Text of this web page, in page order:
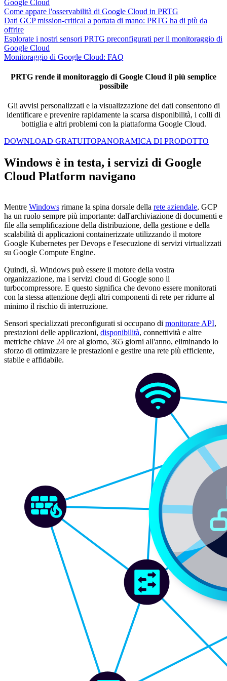
Google Cloud
Come appare l'osservabilità di Google Cloud in PRTG
Dati GCP mission-critical a portata di mano: PRTG ha di più da
offrire
Esplorate i nostri sensori PRTG preconfigurati per il monitoraggio di
Google Cloud
Monitoraggio di Google Cloud: FAQ
PRTG rende il monitoraggio di Google Cloud il più semplice
possibile
Gli avvisi personalizzati e la visualizzazione dei dati consentono di
identificare e prevenire rapidamente la scarsa disponibilità, i colli di
bottiglia e altri problemi con la piattaforma Google Cloud.
DOWNLOAD GRATUITOPANORAMICA DI PRODOTTO
Windows è in testa, i servizi di Google
Cloud Platform navigano
Mentre Windows rimane la spina dorsale della rete aziendale, GCP
ha un ruolo sempre più importante: dall'archiviazione di documenti e
file alla semplificazione della distribuzione, della gestione e della
scalabilità di applicazioni containerizzate utilizzando il motore
Google Kubernetes per Devops e l'esecuzione di servizi virtualizzati
su Google Compute Engine.
Quindi, sì. Windows può essere il motore della vostra
organizzazione, ma i servizi cloud di Google sono il
turbocompressore. E questo significa che devono essere monitorati
con la stessa attenzione degli altri componenti di rete per ridurre al
minimo il rischio di interruzione.
Sensori specializzati preconfigurati si occupano di monitorare API,
prestazioni delle applicazioni, disponibilità, connettività e altre
metriche chiave 24 ore al giorno, 365 giorni all'anno, eliminando lo
sforzo di ottimizzare le prestazioni e gestire una rete più efficiente,
stabile e affidabile.